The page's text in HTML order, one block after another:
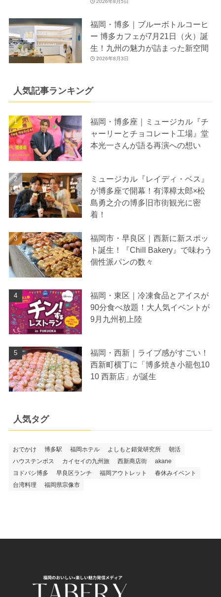
福岡・博多｜ブルーボトルコーヒ
ー 博多カフェが7月21日（火）誕
生！九州の魅力が詰まった新空間
2026年8月3日
人気記事ランキング
福岡・博多座｜ミュージカル『チ
ャーリーとチョコレート工場』堂
本光一さんが語る再演への想い
ミュージカル『レイディ・ベス』
が博多座で開幕！有澤樟太郎×松
島勇之介の博多旧市街観光に密
着！
福岡市・早良区｜西新に新スポッ
ト誕生！『Chill Bakery』で味わう
個性派パンの数々
福岡・東区｜冷凍食品とアイスが
90分食べ放題！大人気イベントが
9月九州初上陸
福岡・西新｜ライブ感がすごい！
西新町横丁に「博多焼き小籠包10
10 西新店」が誕生
人気タグ
おでかけ 博多駅 福岡ホテル よしもと錯覚研究所
朝活
ハウステンボス
カイセイの九州旅 西新商店街
akane
ヨドバシ博多
早良区ランチ 福岡アウトレット
春休みイベント
台湾料理
福岡県宗像市